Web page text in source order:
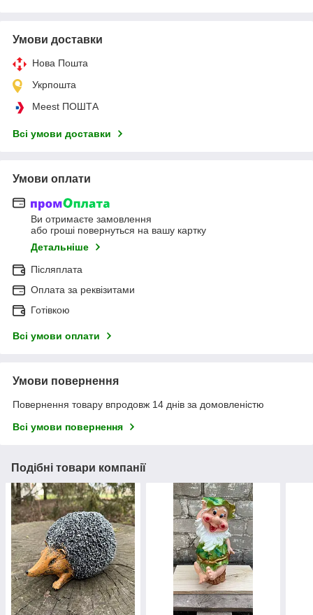
Умови доставки
Нова Пошта
Укрпошта
Meest ПОШТА
Всі умови доставки
Умови оплати
Ви отримаєте замовлення
або гроші повернуться на вашу картку
Детальніше
Післяплата
Оплата за реквізитами
Готівкою
Всі умови оплати
Умови повернення
Повернення товару впродовж 14 днів за домовленістю
Всі умови повернення
Подібні товари компанії